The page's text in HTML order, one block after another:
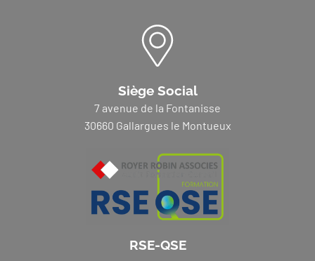
Siège Social
7 avenue de la Fontanisse
30660 Gallargues le Montueux
RSE-QSE